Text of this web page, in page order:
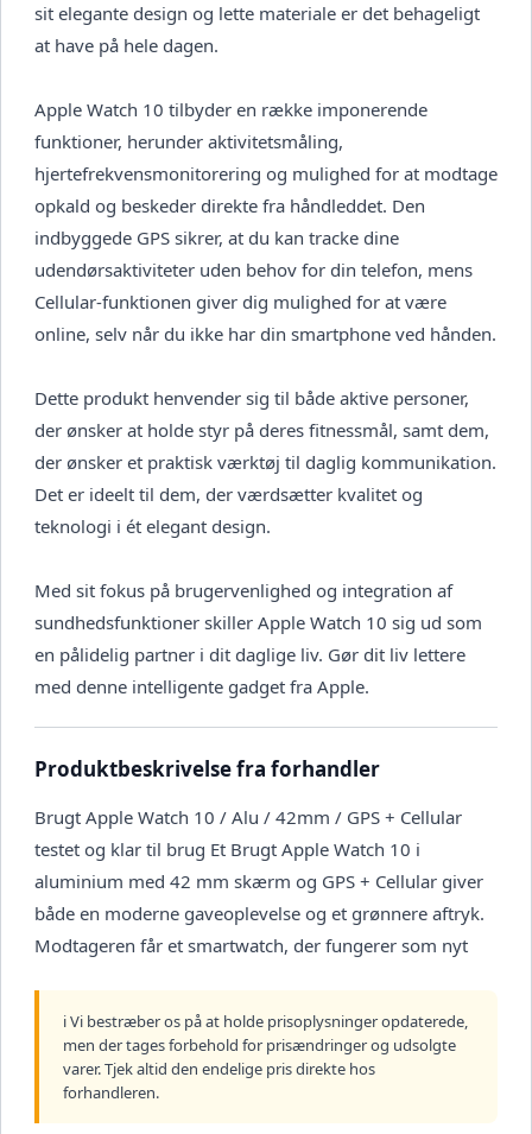
sit elegante design og lette materiale er det behageligt
at have på hele dagen.
Apple Watch 10 tilbyder en række imponerende
funktioner, herunder aktivitetsmåling,
hjertefrekvensmonitorering og mulighed for at modtage
opkald og beskeder direkte fra håndleddet. Den
indbyggede GPS sikrer, at du kan tracke dine
udendørsaktiviteter uden behov for din telefon, mens
Cellular-funktionen giver dig mulighed for at være
online, selv når du ikke har din smartphone ved hånden.
Dette produkt henvender sig til både aktive personer,
der ønsker at holde styr på deres fitnessmål, samt dem,
der ønsker et praktisk værktøj til daglig kommunikation.
Det er ideelt til dem, der værdsætter kvalitet og
teknologi i ét elegant design.
Med sit fokus på brugervenlighed og integration af
sundhedsfunktioner skiller Apple Watch 10 sig ud som
en pålidelig partner i dit daglige liv. Gør dit liv lettere
med denne intelligente gadget fra Apple.
Produktbeskrivelse fra forhandler
Brugt Apple Watch 10 / Alu / 42mm / GPS + Cellular
testet og klar til brug Et Brugt Apple Watch 10 i
aluminium med 42 mm skærm og GPS + Cellular giver
både en moderne gaveoplevelse og et grønnere aftryk.
Modtageren får et smartwatch, der fungerer som nyt
ℹ️ Vi bestræber os på at holde prisoplysninger opdaterede,
men der tages forbehold for prisændringer og udsolgte
varer. Tjek altid den endelige pris direkte hos
forhandleren.